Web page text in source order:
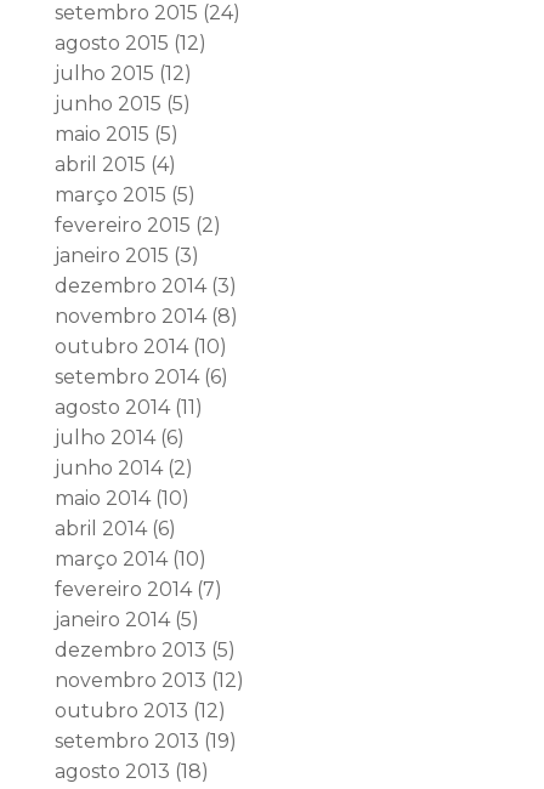
setembro 2015 (24)
agosto 2015 (12)
julho 2015 (12)
junho 2015 (5)
maio 2015 (5)
abril 2015 (4)
março 2015 (5)
fevereiro 2015 (2)
janeiro 2015 (3)
dezembro 2014(3)
novembro 2014(8)
outubro 2014(10)
setembro 2014(6)
agosto 2014(11)
julho 2014(6)
junho 2014(2)
maio 2014(10)
abril 2014(6)
março 2014(10)
fevereiro 2014(7)
janeiro 2014(5)
dezembro 2013 (5)
novembro 2013 (12)
outubro 2013 (12)
setembro 2013 (19)
agosto 2013 (18)